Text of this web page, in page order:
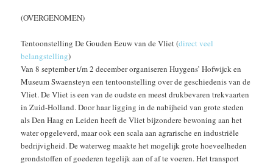
(OVERGENOMEN)
Tentoonstelling De Gouden Eeuw van de Vliet (direct veel
belangstelling)
Van 8 september t/m 2 december organiseren Huygens’ Hofwijck en
Museum Swaensteyn een tentoonstelling over de geschiedenis van de
Vliet. De Vliet is een van de oudste en meest drukbevaren trekvaarten
in Zuid-Holland. Door haar ligging in de nabijheid van grote steden
als Den Haag en Leiden heeft de Vliet bijzondere bewoning aan het
water opgeleverd, maar ook een scala aan agrarische en industriële
bedrijvigheid. De waterweg maakte het mogelijk grote hoeveelheden
grondstoffen of goederen tegelijk aan of af te voeren. Het transport